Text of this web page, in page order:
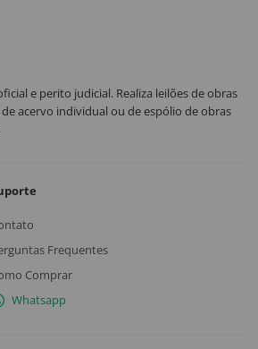
e perito judicial. Realiza leilões de obras
acervo individual ou de espólio de obras
Frequentes
Comprar
Whatsapp